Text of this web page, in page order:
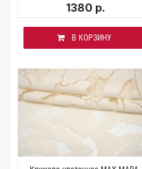
1380 р.
В КОРЗИНУ